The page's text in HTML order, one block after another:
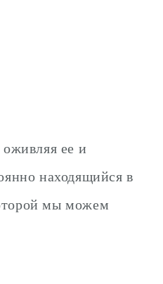
ее и
находящийся в
мы можем